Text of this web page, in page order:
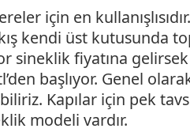
için en
kendi üst kutusunda
sineklik fiyatına
başlıyor. Genel
Kapılar için pek
modeli vardır.